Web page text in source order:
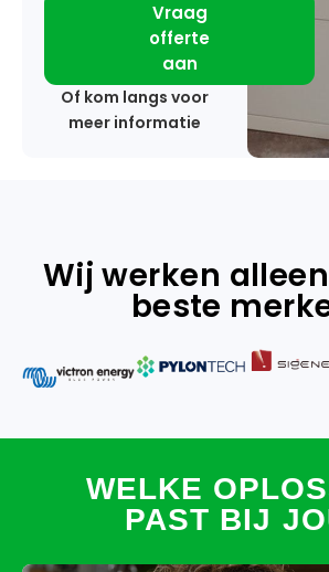
Vraag
offerte
aan
Of kom langs voor
meer informatie
Wij werken
beste
WELKE
PAST BIJ